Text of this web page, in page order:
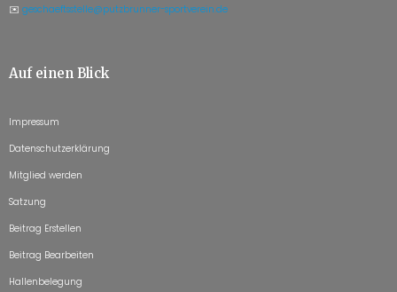
✉️ geschaeftsstelle@putzbrunner-sportverein.de
Auf einen Blick
Impressum
Datenschutzerklärung
Mitglied werden
Satzung
Beitrag Erstellen
Beitrag Bearbeiten
Hallenbelegung